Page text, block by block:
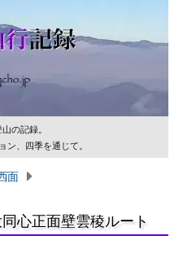
の記録。
ン、四季を通じて。
面
心正面壁雲稜ルート